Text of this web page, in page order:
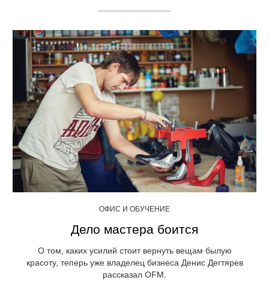
ОФИС И ОБУЧЕНИЕ
Дело мастера боится
О том, каких усилий стоит вернуть вещам былую
красоту, теперь уже владелец бизнеса Денис Дегтярев
рассказал OFM.